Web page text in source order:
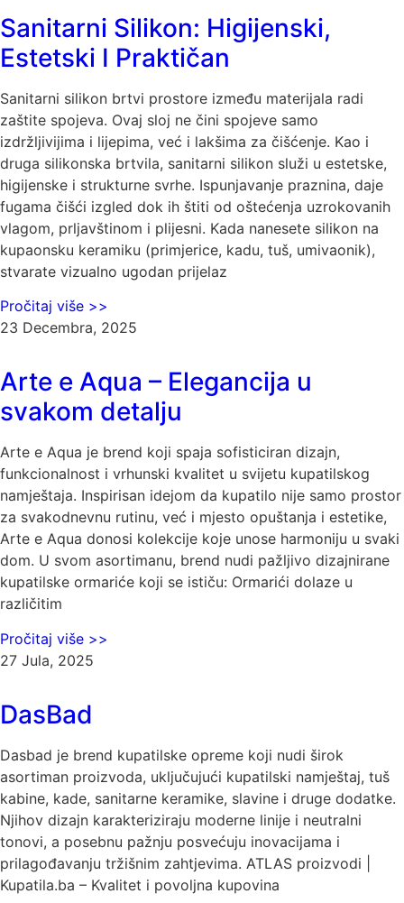
Sanitarni Silikon: Higijenski,
Estetski I Praktičan
Sanitarni silikon brtvi prostore između materijala radi
zaštite spojeva. Ovaj sloj ne čini spojeve samo
izdržljivijima i lijepima, već i lakšima za čišćenje. Kao i
druga silikonska brtvila, sanitarni silikon služi u estetske,
higijenske i strukturne svrhe. Ispunjavanje praznina, daje
fugama čišći izgled dok ih štiti od oštećenja uzrokovanih
vlagom, prljavštinom i plijesni. Kada nanesete silikon na
kupaonsku keramiku (primjerice, kadu, tuš, umivaonik),
stvarate vizualno ugodan prijelaz
Pročitaj više >>
23 Decembra, 2025
Arte e Aqua – Elegancija u
svakom detalju
Arte e Aqua je brend koji spaja sofisticiran dizajn,
funkcionalnost i vrhunski kvalitet u svijetu kupatilskog
namještaja. Inspirisan idejom da kupatilo nije samo prostor
za svakodnevnu rutinu, već i mjesto opuštanja i estetike,
Arte e Aqua donosi kolekcije koje unose harmoniju u svaki
dom. U svom asortimanu, brend nudi pažljivo dizajnirane
kupatilske ormariće koji se ističu: Ormarići dolaze u
različitim
Pročitaj više >>
27 Jula, 2025
DasBad
Dasbad je brend kupatilske opreme koji nudi širok
asortiman proizvoda, uključujući kupatilski namještaj, tuš
kabine, kade, sanitarne keramike, slavine i druge dodatke.
Njihov dizajn karakteriziraju moderne linije i neutralni
tonovi, a posebnu pažnju posvećuju inovacijama i
prilagođavanju tržišnim zahtjevima. ATLAS proizvodi |
Kupatila.ba – Kvalitet i povoljna kupovina